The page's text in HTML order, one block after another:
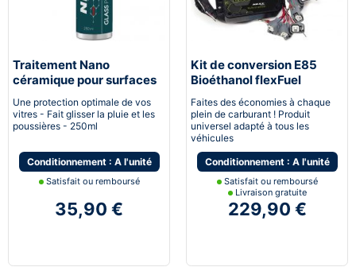
Traitement Nano
céramique pour surfaces
Une protection optimale de vos
vitres - Fait glisser la pluie et les
poussières - 250ml
Conditionnement : A l'unité
Satisfait ou remboursé
35,90 €
Kit de conversion E85
Bioéthanol flexFuel
converter
Faites des économies à chaque
plein de carburant ! Produit
universel adapté à tous les
véhicules
Conditionnement : A l'unité
Satisfait ou remboursé
Livraison gratuite
229,90 €